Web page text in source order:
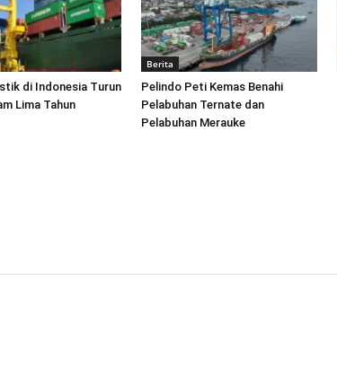
di Indonesia Turun
Lima Tahun
Berita
Pelindo Peti Kemas Benahi
Pelabuhan Ternate dan
Pelabuhan Merauke